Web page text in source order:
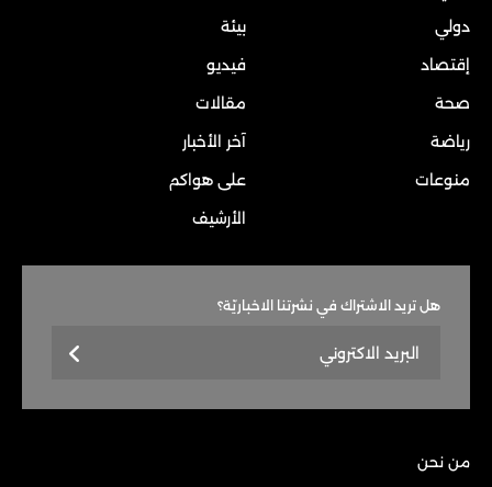
دولي
إقتصاد
صحة
رياضة
منوعات
بيئة
فيديو
مقالات
آخر الأخبار
على هواكم
الأرشيف
هل تريد الاشتراك في نشرتنا الاخباريّة؟
من نحن